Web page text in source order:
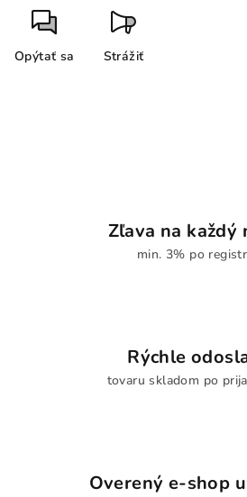
Opýtať sa Strážiť
Zľava na každý
min. 3% po
Rýchle
tovaru skladom po
Overený e-shop